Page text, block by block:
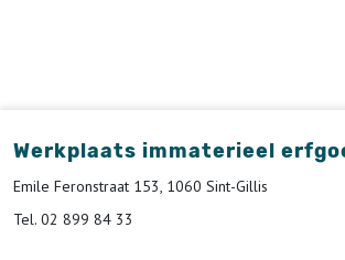
Werkplaats immaterieel
Emile Feronstraat 153, 1060 Sint-Gillis
Tel. 02 899 84 33